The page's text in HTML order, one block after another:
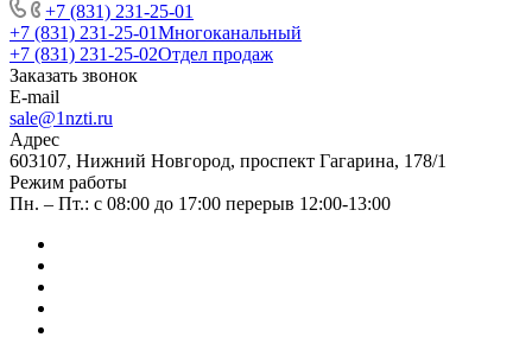
+7 (831) 231-25-01
+7 (831) 231-25-01Многоканальный
+7 (831) 231-25-02Отдел продаж
Заказать звонок
E-mail
sale@1nzti.ru
Адрес
603107, Нижний Новгород, проспект Гагарина, 178/1
Режим работы
Пн. – Пт.: с 08:00 до 17:00 перерыв 12:00-13:00